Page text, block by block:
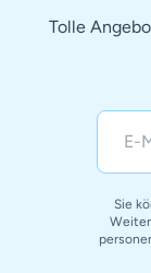
Tolle
Sie